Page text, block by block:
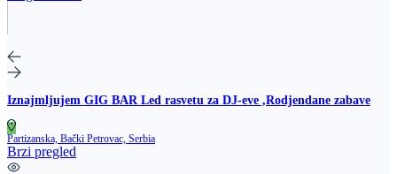
Iznajmljujem GIG BAR Led rasvetu za DJ-eve ,Rodjendane zabave
Partizanska, Bački Petrovac, Serbia
Brzi pregled